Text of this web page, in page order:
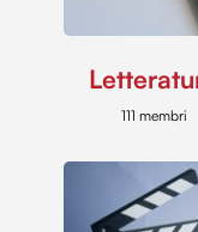
111 membri